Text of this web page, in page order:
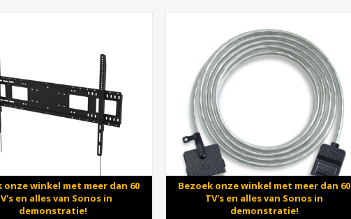
onze winkel met meer dan 60
en alles van Sonos in
demonstratie!
Bezoek onze winkel met meer dan 60
TV's en alles van Sonos in
demonstratie!